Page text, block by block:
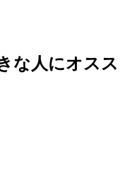
な人にオスス